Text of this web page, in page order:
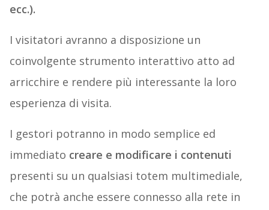
ecc.).
I visitatori avranno a disposizione un
coinvolgente strumento interattivo atto ad
arricchire e rendere più interessante la loro
esperienza di visita.
I gestori potranno in modo semplice ed
immediato creare e modificare i contenuti
presenti su un qualsiasi totem multimediale,
che potrà anche essere connesso alla rete in